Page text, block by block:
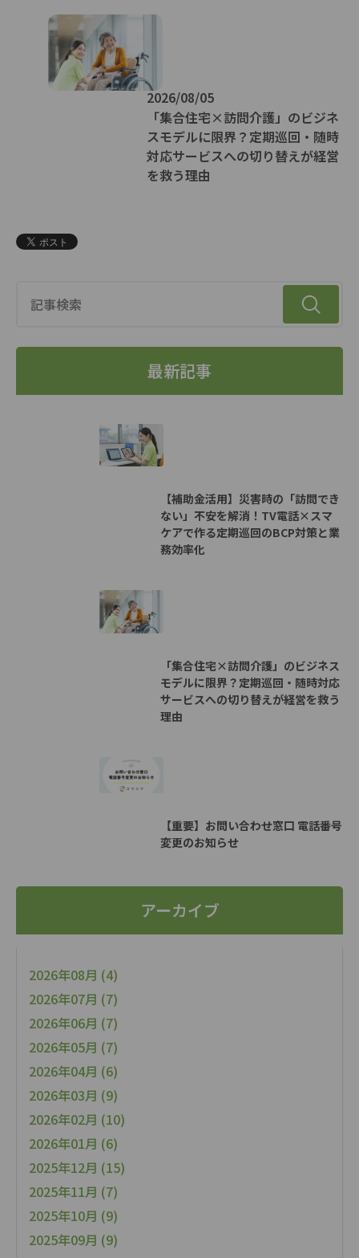
2026/08/05
「集合住宅×訪問介護」のビジネ
スモデルに限界？定期巡回・随時
対応サービスへの切り替えが経営
を救う理由
最新記事
【補助金活用】災害時の「訪問でき
ない」不安を解消！TV電話×スマ
ケアで作る定期巡回のBCP対策と業
務効率化
「集合住宅×訪問介護」のビジネス
モデルに限界？定期巡回・随時対応
サービスへの切り替えが経営を救う
理由
【重要】お問い合わせ窓口 電話番号
変更のお知らせ
アーカイブ
2026年08月 (4)
2026年07月 (7)
2026年06月 (7)
2026年05月 (7)
2026年04月 (6)
2026年03月 (9)
2026年02月 (10)
2026年01月 (6)
2025年12月 (15)
2025年11月 (7)
2025年10月 (9)
2025年09月 (9)